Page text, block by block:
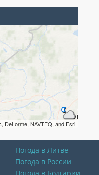
DeLorme, NAVTEQ, and Esri
Погода в Литве
Погода в России